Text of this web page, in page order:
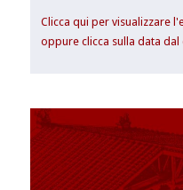
Clicca qui per visualizzare
oppure clicca sulla data